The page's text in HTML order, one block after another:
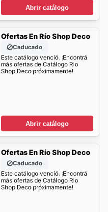
Abrir catálogo
Ofertas En Río Shop Deco
Caducado
Este catálogo venció. ¡Encontrá
más ofertas de Catálogo Rio
Shop Deco próximamente!
Abrir catálogo
Ofertas En Río Shop Deco
Caducado
Este catálogo venció. ¡Encontrá
más ofertas de Catálogo Rio
Shop Deco próximamente!